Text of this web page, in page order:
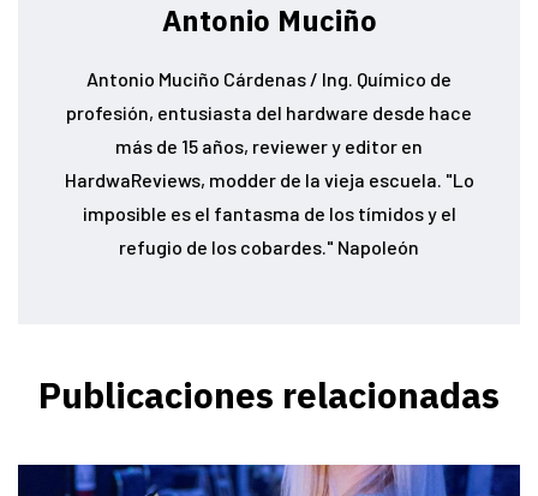
Antonio Muciño
Antonio Muciño Cárdenas / Ing. Químico de
profesión, entusiasta del hardware desde hace
más de 15 años, reviewer y editor en
HardwaReviews, modder de la vieja escuela. "Lo
imposible es el fantasma de los tímidos y el
refugio de los cobardes." Napoleón
Publicaciones relacionadas